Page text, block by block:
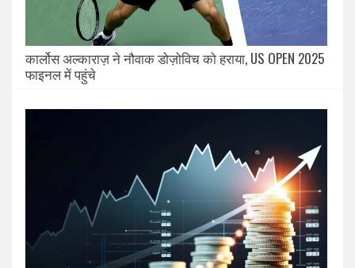
कार्लोस अल्काराज़ ने नौवाक डोज़ोविच को हराया, US OPEN 2025
फाइनल में पहुंचे